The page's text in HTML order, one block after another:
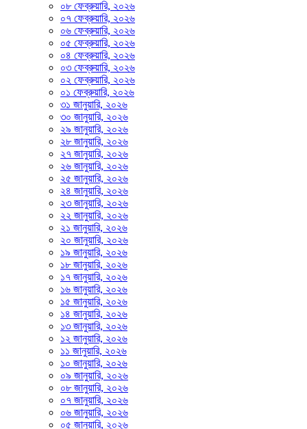
০৮ ফেব্রুয়ারি, ২০২৬
০৭ ফেব্রুয়ারি, ২০২৬
০৬ ফেব্রুয়ারি, ২০২৬
০৫ ফেব্রুয়ারি, ২০২৬
০৪ ফেব্রুয়ারি, ২০২৬
০৩ ফেব্রুয়ারি, ২০২৬
০২ ফেব্রুয়ারি, ২০২৬
০১ ফেব্রুয়ারি, ২০২৬
৩১ জানুয়ারি, ২০২৬
৩০ জানুয়ারি, ২০২৬
২৯ জানুয়ারি, ২০২৬
২৮ জানুয়ারি, ২০২৬
২৭ জানুয়ারি, ২০২৬
২৬ জানুয়ারি, ২০২৬
২৫ জানুয়ারি, ২০২৬
২৪ জানুয়ারি, ২০২৬
২৩ জানুয়ারি, ২০২৬
২২ জানুয়ারি, ২০২৬
২১ জানুয়ারি, ২০২৬
২০ জানুয়ারি, ২০২৬
১৯ জানুয়ারি, ২০২৬
১৮ জানুয়ারি, ২০২৬
১৭ জানুয়ারি, ২০২৬
১৬ জানুয়ারি, ২০২৬
১৫ জানুয়ারি, ২০২৬
১৪ জানুয়ারি, ২০২৬
১৩ জানুয়ারি, ২০২৬
১২ জানুয়ারি, ২০২৬
১১ জানুয়ারি, ২০২৬
১০ জানুয়ারি, ২০২৬
০৯ জানুয়ারি, ২০২৬
০৮ জানুয়ারি, ২০২৬
০৭ জানুয়ারি, ২০২৬
০৬ জানুয়ারি, ২০২৬
০৫ জানুয়ারি, ২০২৬